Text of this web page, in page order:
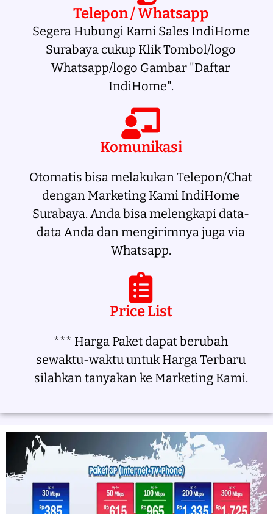
Telepon / Whatsapp
Segera Hubungi Kami Sales IndiHome
Surabaya cukup Klik Tombol/logo
Whatsapp/logo Gambar "Daftar
IndiHome".
Komunikasi
Otomatis bisa melakukan Telepon/Chat
dengan Marketing Kami IndiHome
Surabaya. Anda bisa melengkapi data-
data Anda dan mengirimnya juga via
Whatsapp.
Price List
*** Harga Paket dapat berubah
sewaktu-waktu untuk Harga Terbaru
silahkan tanyakan ke Marketing Kami.